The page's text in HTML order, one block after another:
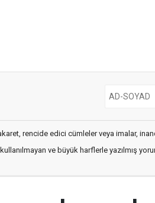
rencide edici cümleler veya imalar,
ve büyük harflerle yazılmış